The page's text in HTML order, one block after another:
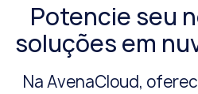
Potencie seu
soluções em
Na AvenaCloud,